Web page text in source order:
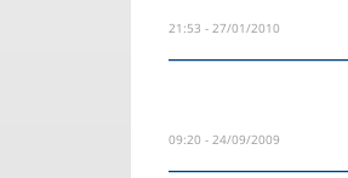
27/01/2010 - 21:53
24/09/2009 - 09:20